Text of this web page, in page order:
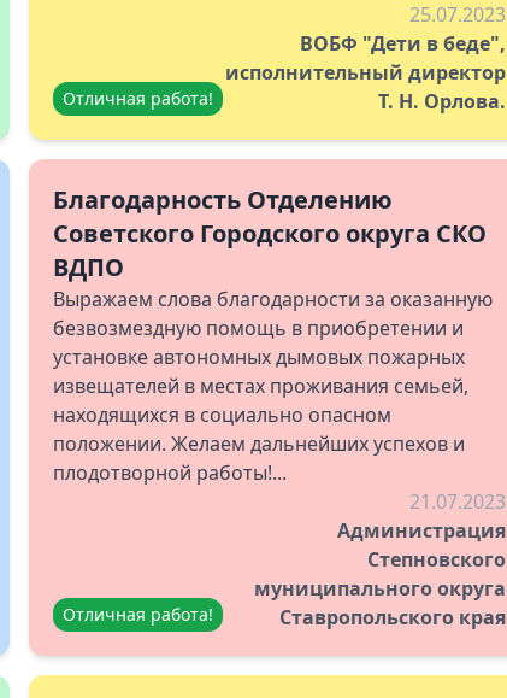
Отличная работа!
25.07.2023
ВОБФ "Дети в беде",
исполнительный директор
Т. Н. Орлова.
Благодарность Отделению
Советского Городского округа СКО
ВДПО
Выражаем слова благодарности за оказанную
безвозмездную помощь в приобретении и
установке автономных дымовых пожарных
извещателей в местах проживания семьей,
находящихся в социально опасном
положении. Желаем дальнейших успехов и
плодотворной работы!...
Отличная работа!
21.07.2023
Администрация
Степновского
муниципального округа
Ставропольского края